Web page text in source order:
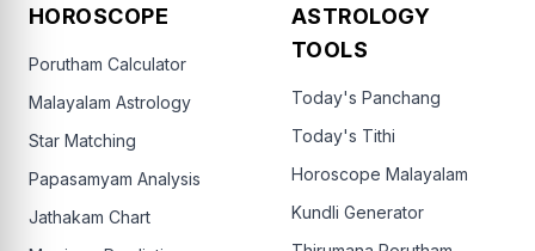
HOROSCOPE
Porutham Calculator
Malayalam Astrology
Star Matching
Papasamyam Analysis
Jathakam Chart
ASTROLOGY
TOOLS
Today's Panchang
Today's Tithi
Horoscope Malayalam
Kundli Generator